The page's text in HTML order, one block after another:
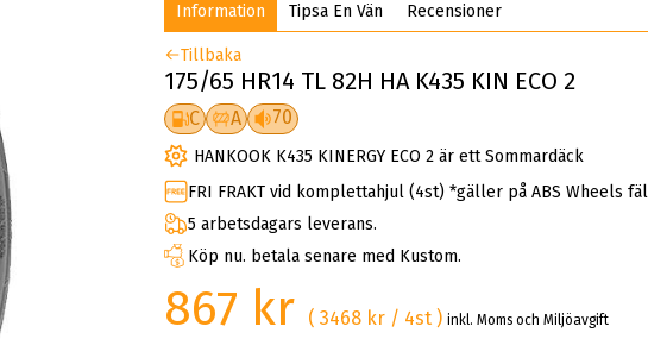
Information Tipsa En Vän Recensioner
Tillbaka
175/65 HR14 TL 82H HA K435 KIN ECO 2
C A 70
HANKOOK K435 KINERGY ECO 2 är ett Sommardäck
FRI FRAKT vid komplettahjul (4st) *gäller på ABS Wheels
5 arbetsdagars leverans.
Köp nu. betala senare med Kustom.
867 kr ( 3468 kr / 4st )inkl. Moms och Miljöavgift